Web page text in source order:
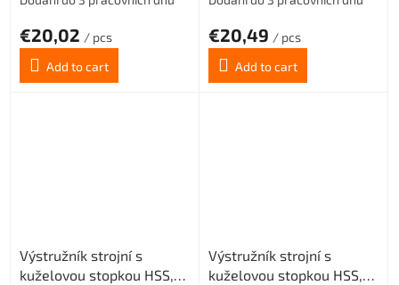
€20,02 / pcs
Add to cart
€20,49 / pcs
Add to cart
Výstružník strojní s
kuželovou stopkou HSS,
Výstružník strojní s
kuželovou stopkou HSS,